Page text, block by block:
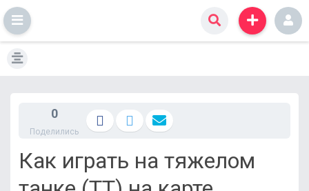
0
Поделились
Как играть на тяжелом